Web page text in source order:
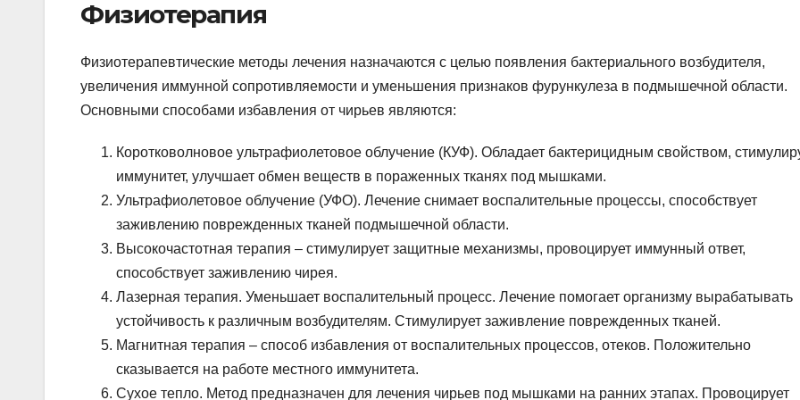
Физиотерапия
Физиотерапевтические методы лечения назначаются с целью появления бактериального возбудителя,
увеличения иммунной сопротивляемости и уменьшения признаков фурункулеза в подмышечной области.
Основными способами избавления от чирьев являются:
Коротковолновое ультрафиолетовое облучение (КУФ). Обладает бактерицидным свойством,
иммунитет, улучшает обмен веществ в пораженных тканях под мышками.
Ультрафиолетовое облучение (УФО). Лечение снимает воспалительные процессы, способствует
заживлению поврежденных тканей подмышечной области.
Высокочастотная терапия – стимулирует защитные механизмы, провоцирует иммунный ответ,
способствует заживлению чирея.
Лазерная терапия. Уменьшает воспалительный процесс. Лечение помогает организму вырабатывать
устойчивость к различным возбудителям. Стимулирует заживление поврежденных тканей.
Магнитная терапия – способ избавления от воспалительных процессов, отеков. Положительно
сказывается на работе местного иммунитета.
Сухое тепло. Метод предназначен для лечения чирьев под мышками на ранних этапах. Провоцирует